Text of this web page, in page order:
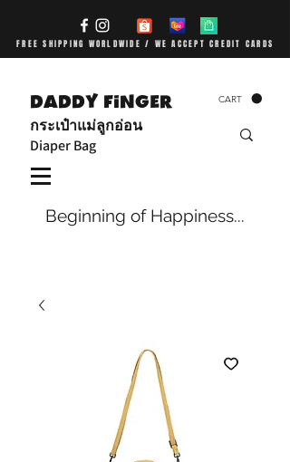
FREE SHIPPING WORLDWIDE / WE ACCEPT CREDIT CARDS
DADDY FiNGER
กระเป๋าแม่ลูกอ่อน
Diaper Bag
CART
Beginning of Happiness...